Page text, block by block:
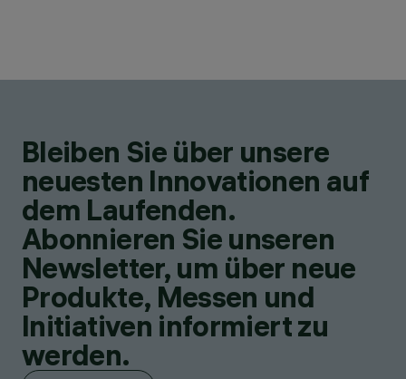
Bleiben Sie über unsere
neuesten Innovationen auf
dem Laufenden.
Abonnieren Sie unseren
Newsletter, um über neue
Produkte, Messen und
Initiativen informiert zu
werden.